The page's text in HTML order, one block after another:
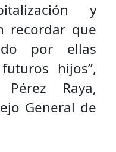
y
recordar que
por ellas
hijos”,
Raya,
General de